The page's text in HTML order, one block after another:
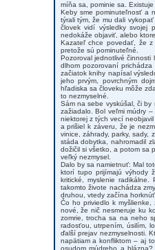
míňa sa, pominie sa.
Keby sme pominuteľnosť a
týrali tým, že mu dali
človek vidí výsledky svojej
nedokáže objaviť, alebo
Kazateľ chce povedať, že z
pretože sú pominuteľné.
Pozoroval jednotlivé
dlhom pozorovaní
začiatok knihy napísal
jeho prvým, povrchným
hľadiska sa človeku môže
to nezmyselné.
Sám na sebe vyskúšal, či
zažiadalo. Bol veľmi múdry
niektorej z tých vecí
a prišiel k záveru, že je
vinice, záhrady, parky, sady,
stáda dobytka, nahromadil
dožičil si všetko, a potom sa
veľký nezmysel.
Dalo by sa namietnuť: Mal
ktorí tupo prijímajú výhody
kritické, myslenie
takomto živote nachádza
druhou, vtedy začína
Čo ho priviedlo k
nové, že nič nesmeruje ku
zomrie, trocha sa na neho
radosťou, utrpením, úsilím,
ďalší prejav nezmyselnosti.
napätiam a konfliktom – aj
osudom múdreho a